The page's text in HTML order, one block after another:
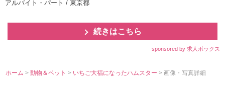
アルバイト・パート / 東京都
続きはこちら
sponsored by 求人ボックス
ホーム >動物＆ペット> いちご大福になったハムスター> 画像・写真詳細